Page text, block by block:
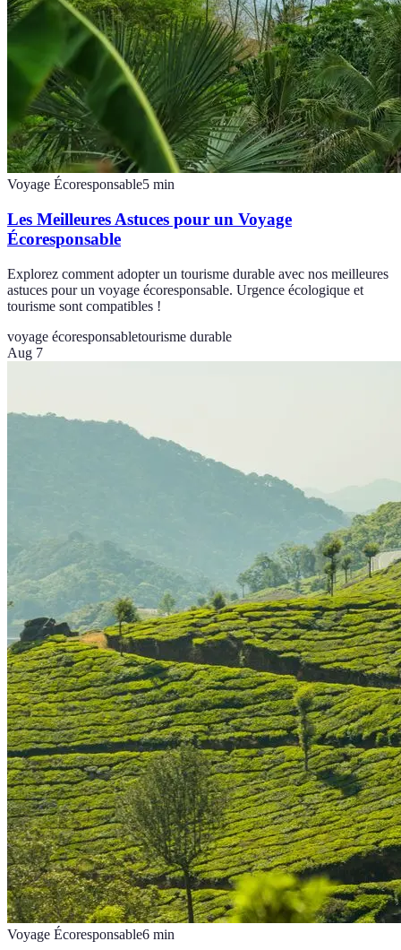
Voyage Écoresponsable5 min
Les Meilleures Astuces pour un Voyage
Écoresponsable
Explorez comment adopter un tourisme durable avec nos meilleures
astuces pour un voyage écoresponsable. Urgence écologique et
tourisme sont compatibles !
voyage écoresponsabletourisme durable
Aug 7
Voyage Écoresponsable6 min